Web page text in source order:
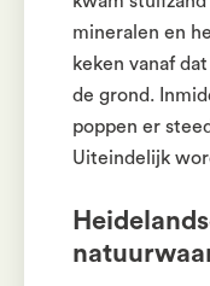
mineralen en
keken vanaf
de grond.
poppen er
Uiteindelijk